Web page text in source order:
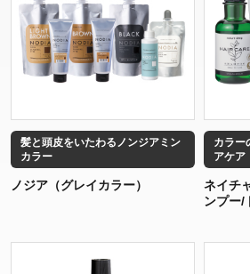
髪と頭皮をいたわるノンジアミン
カラー
ノジア（グレイカラー）
カラー
アケア
ネイチ
ンプー/